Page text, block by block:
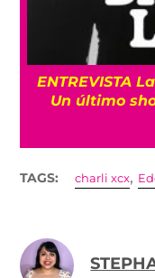
ENTREVISTA
Un último
TAGS: charli xcx,